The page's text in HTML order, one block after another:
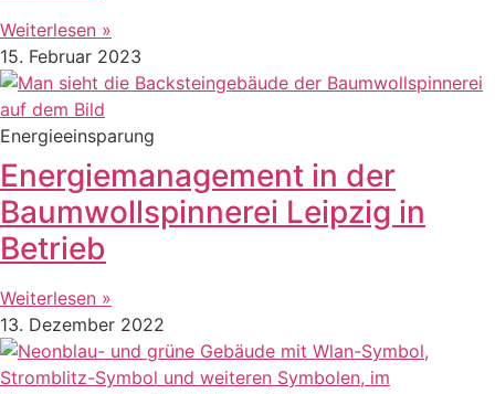
Weiterlesen »
15. Februar 2023
Energieeinsparung
Energiemanagement in der
Baumwollspinnerei Leipzig in
Betrieb
Weiterlesen »
13. Dezember 2022